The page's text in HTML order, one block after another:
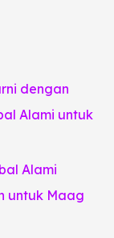
dengan
Alami untuk
Alami
untuk Maag